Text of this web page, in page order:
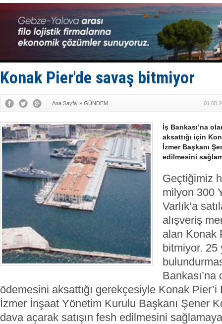
Tüpraş,
İTU AUV,
LNG
PROYAD,
Türkiye-
Türk
Deniz
Fairline,
Konak Pier'de savaş bitmiyor
Ana Sayfa » GÜNDEM
İş Bankası’na
aksattığı için
İzmer Başkanı
edilmesini
Geçtiğimiz
milyon 300
Varlık’a
alışveriş
alan Konak
bitmiyor. 25
ödemesini aksattığı gerekçesiyle Konak Pier’i
İzmer İnşaat Yönetim Kurulu Başkanı Şener
dava açarak satışın fesh edilmesini sağlamaya